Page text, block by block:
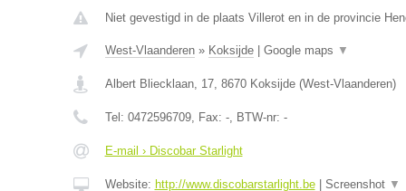
Niet gevestigd in de plaats Villerot en in de provincie
West-Vlaanderen» Koksijde| Google maps ▼
Albert Bliecklaan, 17, 8670 Koksijde(West-Vlaanderen)
Tel: 0472596709, Fax: -, BTW-nr: -
E-mail › Discobar Starlight
Website: http://www.discobarstarlight.be| Screenshot ▼